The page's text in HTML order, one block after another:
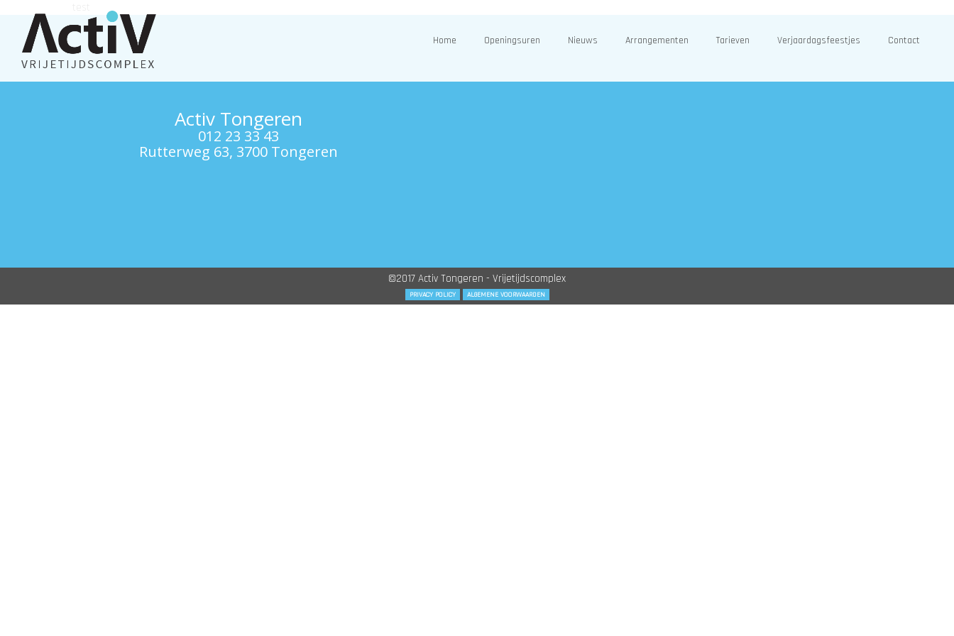
Home Openingsuren Nieuws Arrangementen Tarieven Verjaardagsfeestjes Contact
Activ Tongeren
012 23 33 43
Rutterweg 63, 3700 Tongeren
©2017 Activ Tongeren - Vrijetijdscomplex
PRIVACY POLICY ALGEMENE VOORWAARDEN